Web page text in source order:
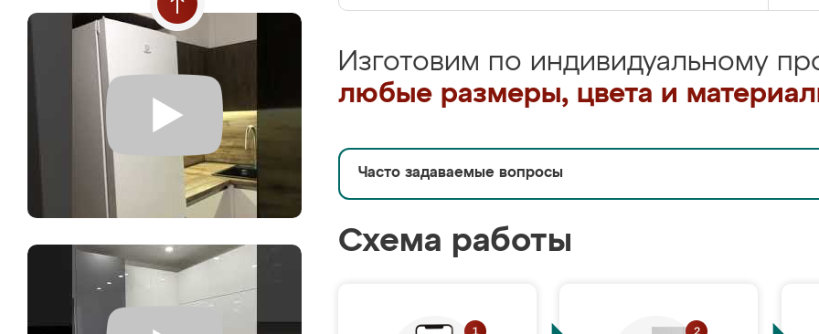
Изготовим по индивидуальному
любые размеры, цвета и
Часто задаваемые вопросы
Схема работы